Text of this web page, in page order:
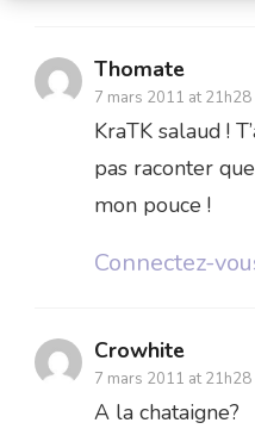
Thomate
7 mars 2011 at 21h28
KraTK salaud !
pas raconter
mon pouce !
Connectez-
Crowhite
7 mars 2011 at 21h28
A la chataigne?